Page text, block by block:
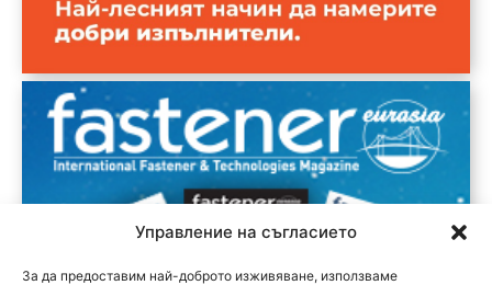
Управление на съгласието
За да предоставим най-доброто изживяване, използваме